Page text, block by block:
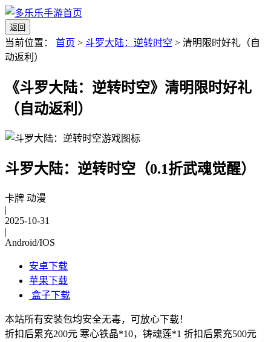
返回
当前位置： 首页 > 斗罗大陆：逆转时空 > 清明限时好礼（自
动返利）
《斗罗大陆：逆转时空》清明限时好礼
（自动返利）
斗罗大陆：逆转时空（0.1折武魂觉醒）
卡牌 动漫
|
2025-10-31
|
Android/IOS
安卓下载
苹果下载
盒子下载
本站所有安装包均安全无毒，可放心下载！
折扣后累充200元 寒心铁晶*10，铸魂莲*1 折扣后累充500元